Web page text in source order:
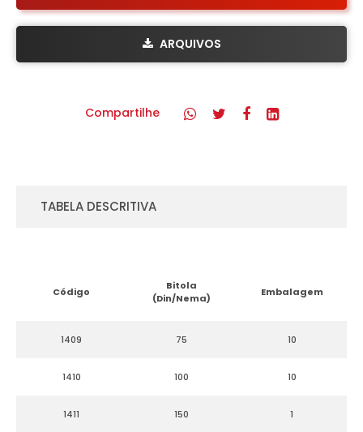
ARQUIVOS
Compartilhe
TABELA DESCRITIVA
Código
Bitola
(Din/Nema)
Embalagem
1409 75 10
1410 100 10
1411 150 1